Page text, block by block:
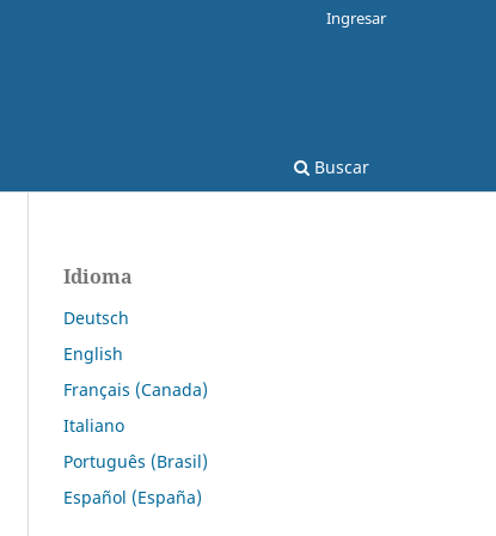
Buscar
Ingresar
Idioma
Deutsch
English
Français (Canada)
Italiano
Português (Brasil)
Español (España)